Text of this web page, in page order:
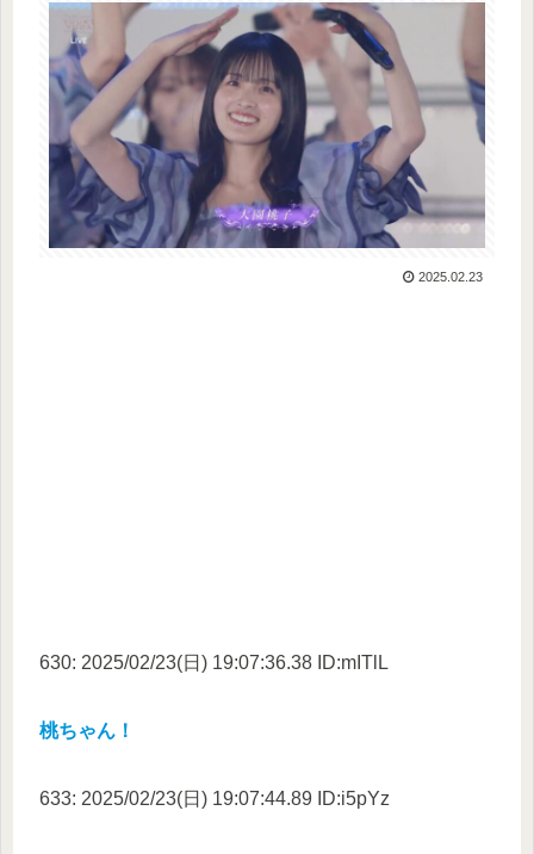
2025.02.23
630: 2025/02/23(日) 19:07:36.38 ID:mITlL
桃ちゃん！
633: 2025/02/23(日) 19:07:44.89 ID:i5pYz